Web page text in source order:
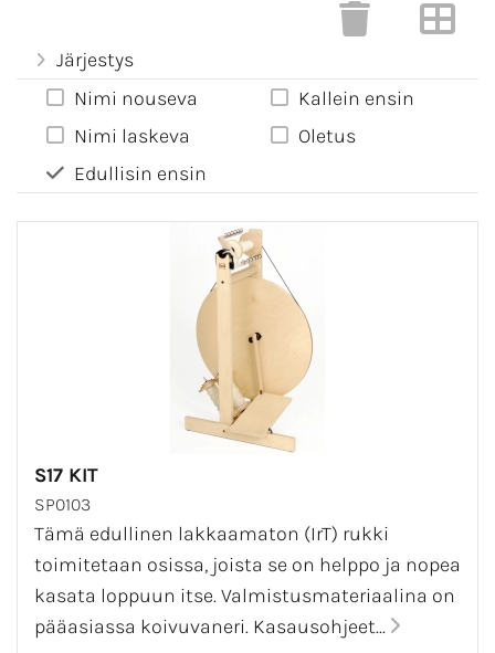
Järjestys
Nimi nouseva
Nimi laskeva
Edullisin ensin
Kallein ensin
Oletus
S17 KIT
SP0103
Tämä edullinen lakkaamaton (IrT) rukki
toimitetaan osissa, joista se on helppo ja nopea
kasata loppuun itse. Valmistusmateriaalina on
pääasiassa koivuvaneri. Kasausohjeet...